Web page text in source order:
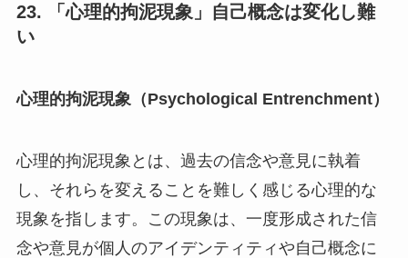
23. 「心理的拘泥現象」自己概念は変化し難
い
心理的拘泥現象（Psychological Entrenchment）
心理的拘泥現象とは、過去の信念や意見に執着
し、それらを変えることを難しく感じる心理的な
現象を指します。この現象は、一度形成された信
念や意見が個人のアイデンティティや自己概念に